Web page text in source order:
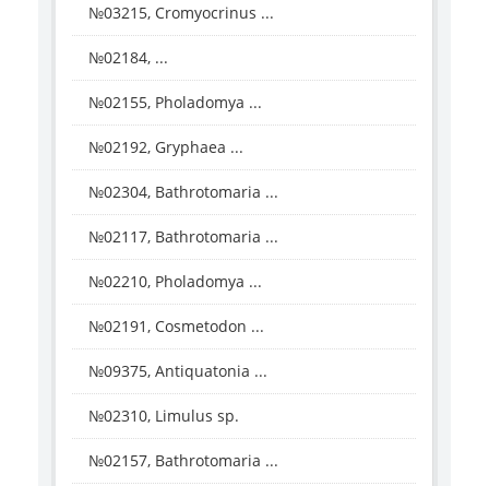
№03215, Cromyocrinus ...
№02184, ...
№02155, Pholadomya ...
№02192, Gryphaea ...
№02304, Bathrotomaria ...
№02117, Bathrotomaria ...
№02210, Pholadomya ...
№02191, Cosmetodon ...
№09375, Antiquatonia ...
№02310, Limulus sp.
№02157, Bathrotomaria ...